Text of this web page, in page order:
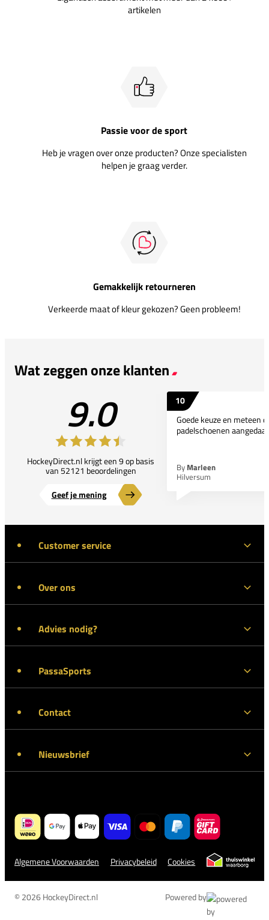
artikelen
Passie voor de sport
Heb je vragen over onze producten? Onze specialisten
helpen je graag verder.
Gemakkelijk retourneren
Verkeerde maat of kleur gekozen? Geen probleem!
Wat zeggen onze klanten
9.0
HockeyDirect.nl krijgt een 9 op basis
van 52121 beoordelingen
Geef je mening
10
Goede keuze en meteen
padelschoenen
By Marleen
Hilversum
Customer service
Over ons
Advies nodig?
PassaSports
Contact
Nieuwsbrief
Algemene Voorwaarden Privacybeleid Cookies
© 2026 HockeyDirect.nl Powered by